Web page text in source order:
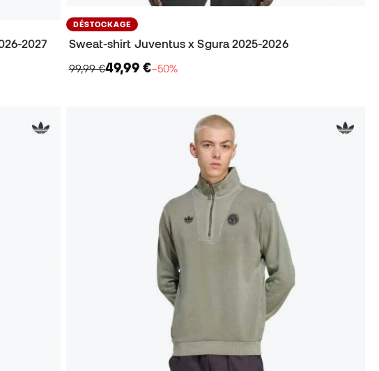
2027
DÉSTOCKAGE
Sweat-shirt Juventus x Sgura 2025-2026
99,99 €49,99 €−50%